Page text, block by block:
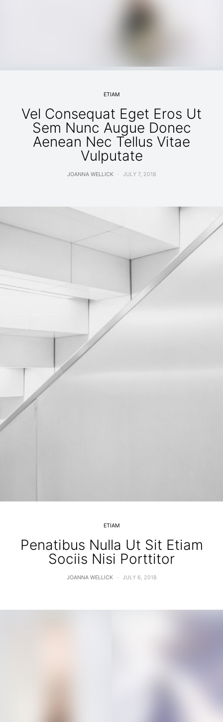
ETIAM
Vel Consequat Eget Eros Ut
Sem Nunc Augue Donec
Aenean Nec Tellus Vitae
Vulputate
JOANNA WELLICK JULY 7, 2018
ETIAM
Penatibus Nulla Ut Sit Etiam
Sociis Nisi Porttitor
JOANNA WELLICK JULY 6, 2018